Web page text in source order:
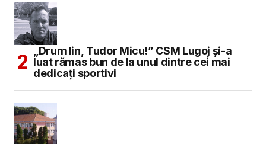
„Drum lin, Tudor Micu!” CSM Lugoj și-a
luat rămas bun de la unul dintre cei mai
dedicați sportivi